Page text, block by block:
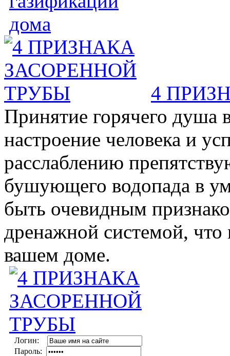
4
Принятие горячего душа
настроение человека и
расслаблению
бушующего водопада в
быть очевидным
дренажной системой, что
вашем доме.
Логин:
Пароль: